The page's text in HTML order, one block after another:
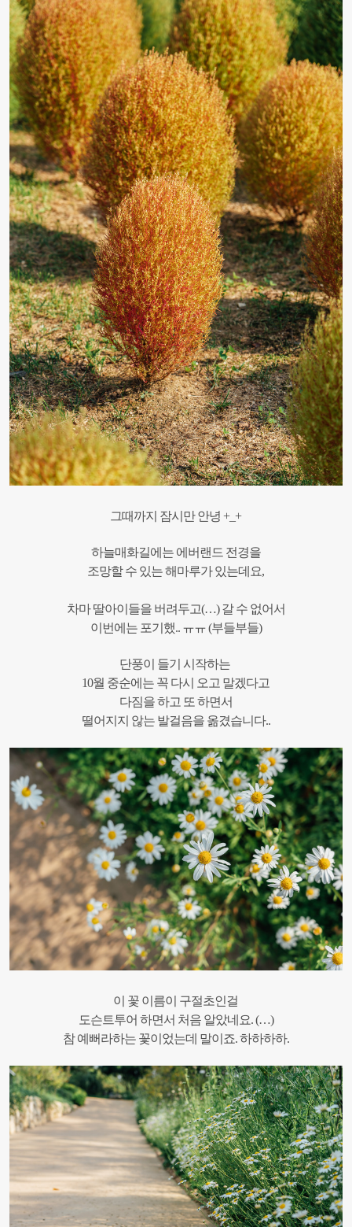
그때까지 잠시만 안녕 +_+
하늘매화길에는 에버랜드 전경을
조망할 수 있는 해마루가 있는데요,
차마 딸아이들을 버려두고(…) 갈 수 없어서
이번에는 포기했.. ㅠㅠ (부들부들)
단풍이 들기 시작하는
10월 중순에는 꼭 다시 오고 말겠다고
다짐을 하고 또 하면서
떨어지지 않는 발걸음을 옮겼습니다..
이 꽃 이름이 구절초인걸
도슨트투어 하면서 처음 알았네요. (…)
참 예뻐라하는 꽃이었는데 말이죠. 하하하하.